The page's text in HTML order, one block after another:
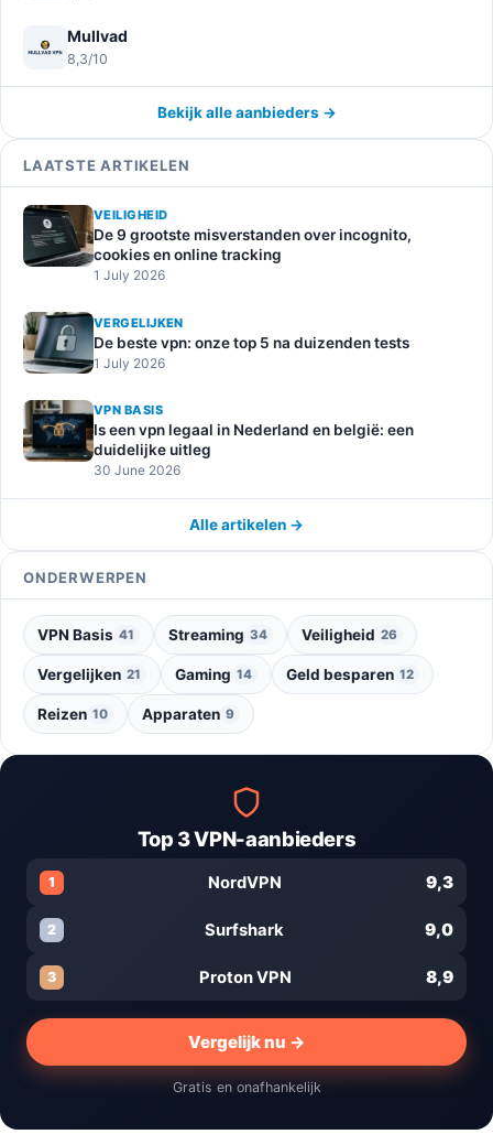
Mullvad
8,3/10
Bekijk alle aanbieders →
LAATSTE ARTIKELEN
VEILIGHEID
De 9 grootste misverstanden over incognito,
cookies en online tracking
1 July 2026
VERGELIJKEN
De beste vpn: onze top 5 na duizenden tests
1 July 2026
VPN BASIS
Is een vpn legaal in Nederland en belgië: een
duidelijke uitleg
30 June 2026
Alle artikelen →
ONDERWERPEN
VPN Basis 41 Streaming 34 Veiligheid 26
Vergelijken 21 Gaming 14 Geld besparen 12
Reizen 10 Apparaten 9
Top 3 VPN-aanbieders
1 NordVPN 9,3
2 Surfshark 9,0
3 Proton VPN 8,9
Vergelijk nu →
Gratis en onafhankelijk